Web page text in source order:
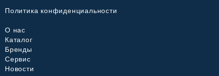
Политика конфиденциальности
О нас
Каталог
Бренды
Сервис
Новости